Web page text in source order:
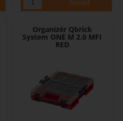
Organizér Qbrick
System ONE M 2.0 MFI
RED